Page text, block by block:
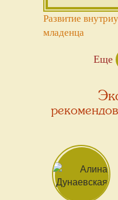
Развитие
младенца
Еще